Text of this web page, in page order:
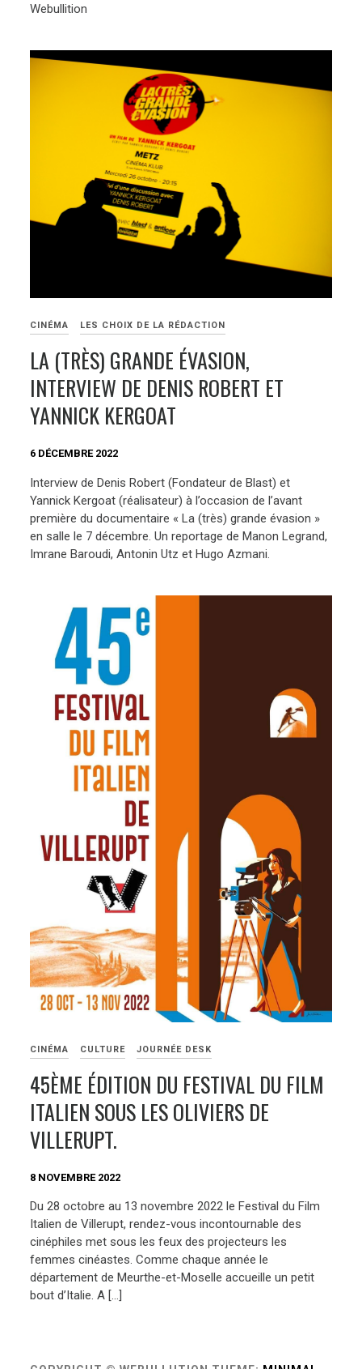
Webullition
CINÉMA LES CHOIX DE LA RÉDACTION
LA (TRÈS) GRANDE ÉVASION,
INTERVIEW DE DENIS ROBERT ET
YANNICK KERGOAT
6 DÉCEMBRE 2022
Interview de Denis Robert (Fondateur de Blast) et
Yannick Kergoat (réalisateur) à l’occasion de l’avant
première du documentaire « La (très) grande évasion »
en salle le 7 décembre. Un reportage de Manon Legrand,
Imrane Baroudi, Antonin Utz et Hugo Azmani.
CINÉMA CULTURE JOURNÉE DESK
45ÈME ÉDITION DU FESTIVAL DU FILM
ITALIEN SOUS LES OLIVIERS DE
VILLERUPT.
8 NOVEMBRE 2022
Du 28 octobre au 13 novembre 2022 le Festival du Film
Italien de Villerupt, rendez-vous incontournable des
cinéphiles met sous les feux des projecteurs les
femmes cinéastes. Comme chaque année le
département de Meurthe-et-Moselle accueille un petit
bout d’Italie. A […]